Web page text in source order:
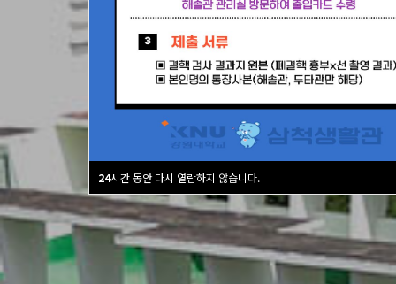
24시간 동안 다시 열람하지 않습니다.